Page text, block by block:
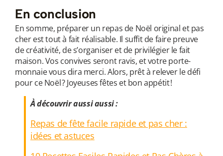
En conclusion
En somme, préparer un repas de Noël original et pas
cher est tout à fait réalisable. Il suffit de faire preuve
de créativité, de s’organiser et de privilégier le fait
maison. Vos convives seront ravis, et votre porte-
monnaie vous dira merci. Alors, prêt à relever le défi
pour ce Noël ? Joyeuses fêtes et bon appétit !
À découvrir aussi aussi :
Repas de fête facile rapide et pas cher :
idées et astuces